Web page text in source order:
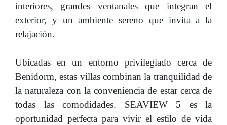
interiores, grandes ventanales que integran el
exterior, y un ambiente sereno que invita a la
relajación.
Ubicadas en un entorno privilegiado cerca de
Benidorm, estas villas combinan la tranquilidad de
la naturaleza con la conveniencia de estar cerca de
todas las comodidades. SEAVIEW 5 es la
oportunidad perfecta para vivir el estilo de vida